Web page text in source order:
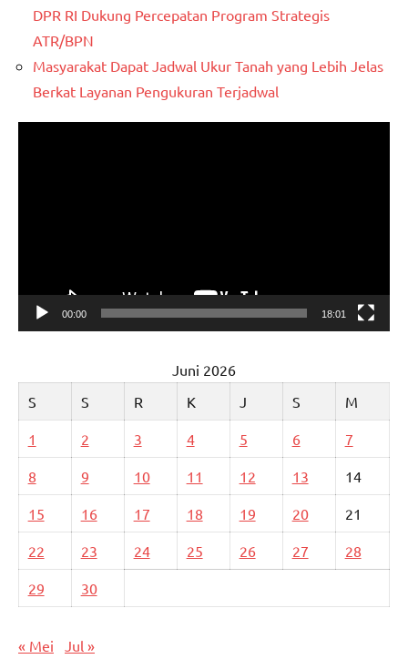
DPR RI Dukung Percepatan Program Strategis
ATR/BPN
Masyarakat Dapat Jadwal Ukur Tanah yang Lebih Jelas
Berkat Layanan Pengukuran Terjadwal
00:00 18:01
Juni 2026
S
S R K J S M
1 2 3 4 5 6 7
8 9 10 11 12 13 14
15 16 17 18 19 20 21
22 23 24 25 26 27 28
29 30
« Mei Jul »